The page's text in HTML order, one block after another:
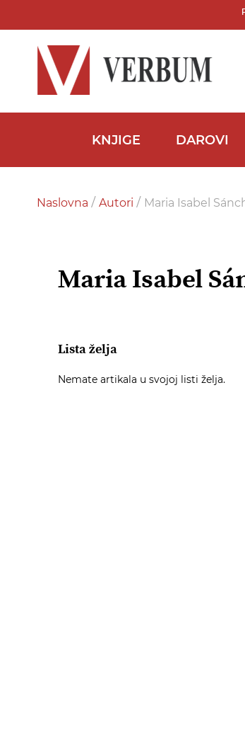
Content
KNJIGE DAROVI
Naslovna Autori Maria Isabel
Maria Isabel
Lista želja
Nemate artikala u svojoj listi želja.